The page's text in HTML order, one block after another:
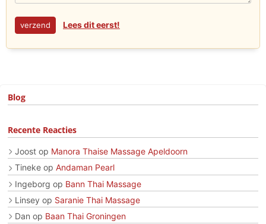
Lees dit eerst!
Blog
Recente Reacties
Joost op Manora Thaise Massage Apeldoorn
Tineke op Andaman Pearl
Ingeborg op Bann Thai Massage
Linsey op Saranie Thai Massage
Dan op Baan Thai Groningen